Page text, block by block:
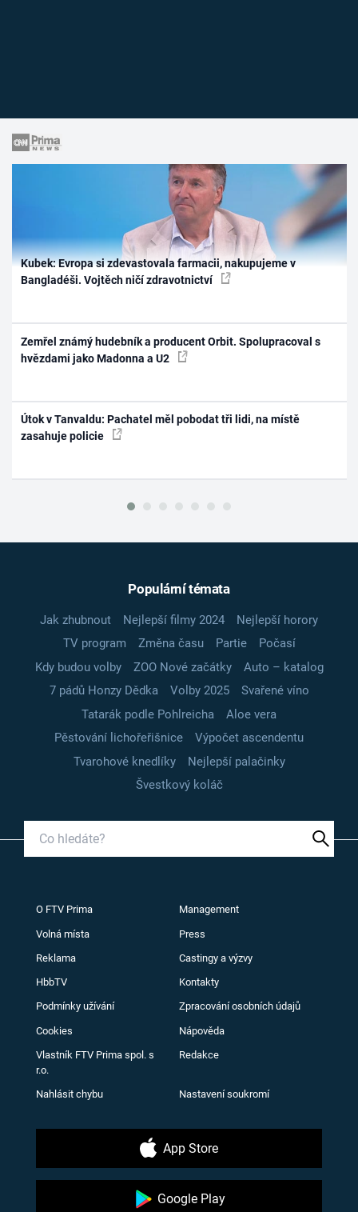
Kubek: Evropa si zdevastovala farmacii, nakupujeme v
Bangladéši. Vojtěch ničí zdravotnictví
Zemřel známý hudebník a producent Orbit. Spolupracoval s
hvězdami jako Madonna a U2
Útok v Tanvaldu: Pachatel měl pobodat tři lidi, na místě
zasahuje policie
Populární témata
Jak zhubnout Nejlepší filmy 2024
Nejlepší horory
TV program
Změna času Partie
Počasí
Kdy budou volby
ZOO Nové začátky
Auto – katalog
7 pádů Honzy Dědka
Volby 2025
Svařené víno
Tatarák podle Pohlreicha
Aloe vera
Pěstování lichořeřišnice
Výpočet ascendentu
Tvarohové knedlíky
Nejlepší palačinky
Švestkový koláč
O FTV Prima Management
Volná místa Press
Reklama Castingy a výzvy
HbbTV Kontakty
Podmínky užívání Zpracování osobních údajů
Cookies Nápověda
Vlastník FTV Prima spol. s
r.o.
Redakce
Nahlásit chybu Nastavení soukromí
App Store
Google Play